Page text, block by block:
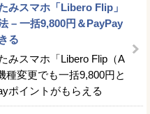
みスマホ「Libero Flip」
– 一括9,800円＆PayPay
る
みスマホ「Libero Flip（A
種変更でも一括9,800円と
ポイントがもらえる